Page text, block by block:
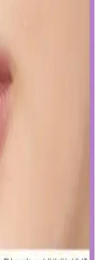
doğal görünüm
yöntemleri
altlarınızda doğal
Günlük
Florür
sağlıklı gülüşler
ve İpuçları
Cilt tipine uygun